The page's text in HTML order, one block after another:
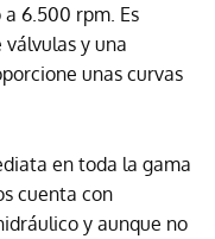
6.500 rpm. Es
y una
unas curvas
en toda la gama
cuenta con
y aunque no